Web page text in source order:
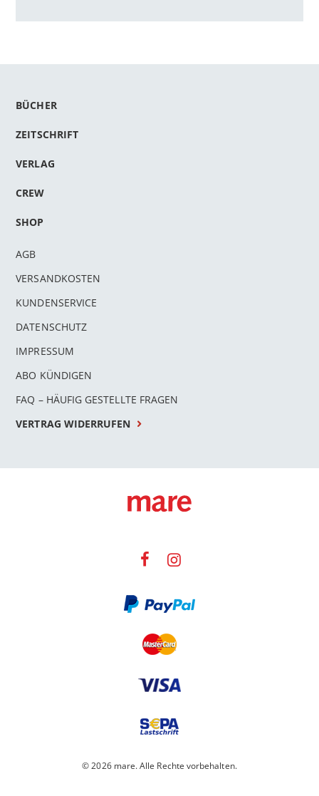
BÜCHER
ZEITSCHRIFT
VERLAG
CREW
SHOP
AGB
VERSANDKOSTEN
KUNDENSERVICE
DATENSCHUTZ
IMPRESSUM
ABO KÜNDIGEN
FAQ – HÄUFIG GESTELLTE FRAGEN
VERTRAG WIDERRUFEN
© 2026 mare. Alle Rechte vorbehalten.